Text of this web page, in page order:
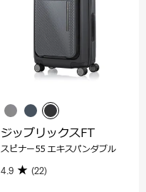
ジップリックスFT
スピナー55 エキスパンダブル
4.9 (22)